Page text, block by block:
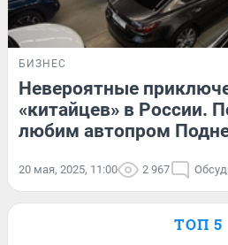
БИЗНЕС
Невероятные
«китайцев» в России.
любим автопром
20 мая, 2025, 11:00 2 967
ТОП 5